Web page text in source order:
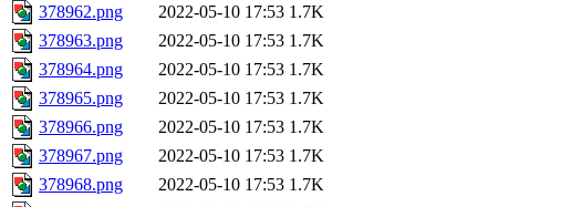
378962.png
2022-05-10 17:53 1.7K
378963.png
2022-05-10 17:53 1.7K
378964.png
2022-05-10 17:53 1.7K
378965.png
2022-05-10 17:53 1.7K
378966.png
2022-05-10 17:53 1.7K
378967.png
2022-05-10 17:53 1.7K
378968.png
2022-05-10 17:53 1.7K